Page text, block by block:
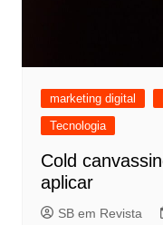
marketing digital
Tecnologia
Cold
aplicar
SB em Revista